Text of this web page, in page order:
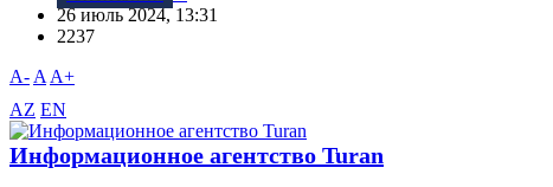
26 июль 2024, 13:31
2237
A- A A+
AZ EN
Информационное агентство Turan